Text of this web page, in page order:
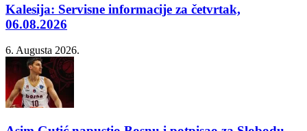
Kalesija: Servisne informacije za četvrtak,
06.08.2026
6. Augusta 2026.